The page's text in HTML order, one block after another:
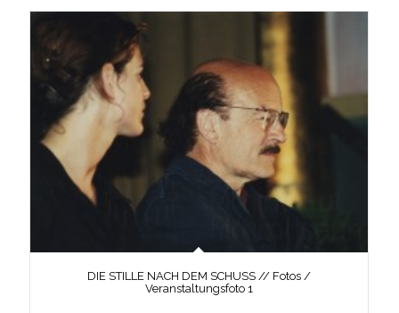
DIE STILLE NACH DEM SCHUSS // Fotos /
Veranstaltungsfoto 1